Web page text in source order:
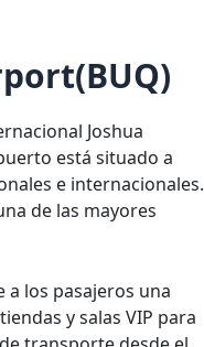
Joshua
está situado a
e internacionales.
de las mayores
los pasajeros una
y salas VIP para